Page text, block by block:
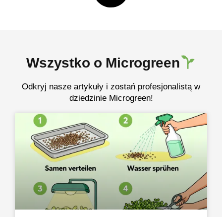
Wszystko o Microgreen
Odkryj nasze artykuły i zostań profesjonalistą w
dziedzinie Microgreen!